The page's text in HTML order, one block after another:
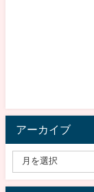
アーカイブ